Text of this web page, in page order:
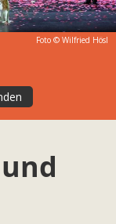
Foto © Wilfried Hösl